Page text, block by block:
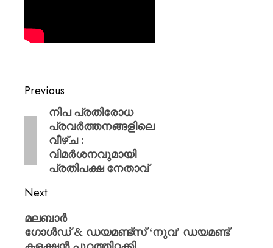
Previous
നിപ പ്രതിരോധ
പ്രവർത്തനങ്ങളിലെ
വീഴ്ച :
വിമർശനവുമായി
പ്രതിപക്ഷ നേതാവ്
Next
മലബാര്‍
ഗോള്‍ഡ് & ഡയമണ്ട്‌സ് ‘നുവ’ ഡയമണ്ട്